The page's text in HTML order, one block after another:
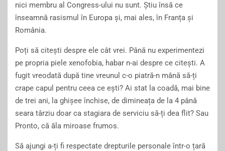
nici membru al Congress-ului nu sunt. Știu însă ce
înseamnă rasismul în Europa și, mai ales, în Franța și
România.
Poți să citești despre ele cât vrei. Până nu experimentezi
pe propria piele xenofobia, habar n-ai despre ce citești. A
fugit vreodată după tine vreunul c-o piatră-n mână să-ți
crape capul pentru ceea ce ești? Ai stat la coadă, mai bine
de trei ani, la ghișee închise, de dimineața de la 4 până
seara târziu doar ca stagiara de serviciu să-ți dea flit? Sau
Pronto, că ăla miroase frumos.
Să ajungi a-ți fi respectate drepturile personale într-o țară